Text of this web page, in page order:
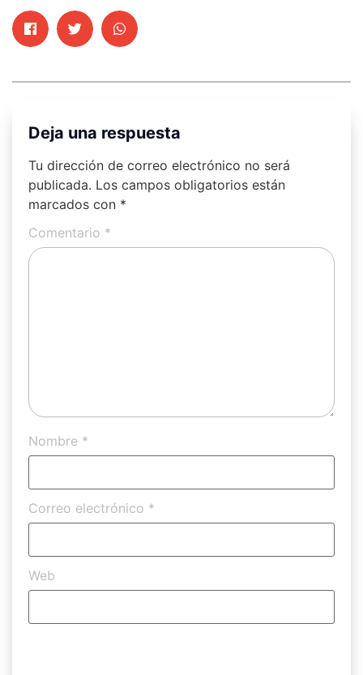
Deja una respuesta
Tu dirección de correo electrónico no será
publicada. Los campos obligatorios están
marcados con *
Comentario *
Nombre *
Correo electrónico *
Web